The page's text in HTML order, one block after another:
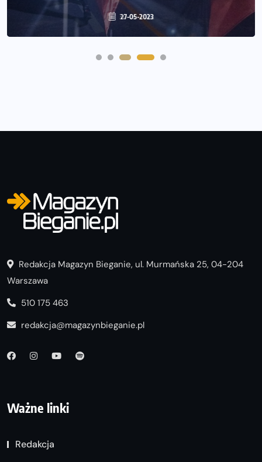
30-06-2022
Redakcja Magazyn Bieganie, ul. Murmańska 25, 04-204
Warszawa
510 175 463
redakcja@magazynbieganie.pl
Ważne linki
Redakcja